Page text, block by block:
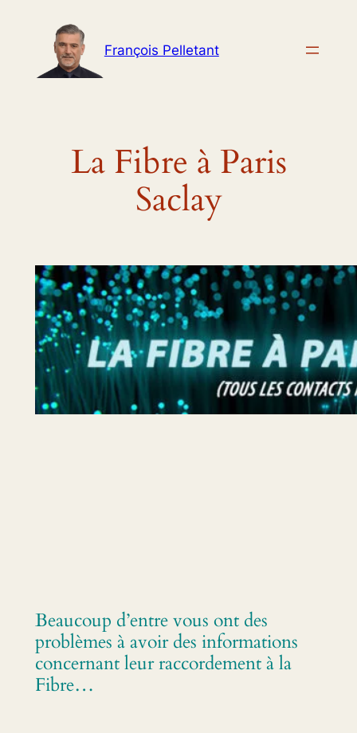
contenu
François Pelletant
La Fibre à Paris
Saclay
Beaucoup d’entre vous ont des
problèmes à avoir des informations
concernant leur raccordement à la
Fibre…